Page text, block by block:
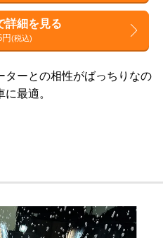
詳細を見る
(税込)
ターとの相性がばっちりなの
最適。